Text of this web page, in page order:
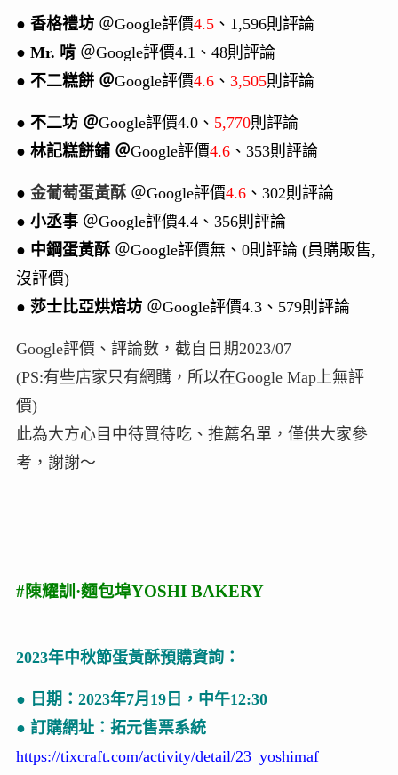
● 香格禮坊＠Google評價4.5、1,596則評論
● Mr. 啃＠Google評價4.1、48則評論
● 不二糕餅 ＠Google評價4.6、 3,505則評論
● 不二坊 ＠Google評價4.0、 5,770則評論
● 林記糕餅鋪 ＠Google評價4.6、353則評論
● 金葡萄蛋黃酥 ＠Google評價4.6、302則評論
● 小丞事＠Google評價4.4、356則評論
● 中鋼蛋黃酥＠Google評價無、0則評論 (員購販售,
沒評價)
● 莎士比亞烘焙坊＠Google評價4.3、579則評論
Google評價、評論數，截自日期2023/07
(PS:有些店家只有網購，所以在Google Map上無評
價)
此為大方心目中待買待吃、推薦名單，僅供大家參
考，謝謝～
#陳耀訓·麵包埠YOSHI BAKERY
2023年中秋節蛋黃酥預購資詢：
● 日期：2023年7月19日，中午12:30
● 訂購網址：拓元售票系統
https://tixcraft.com/activity/detail/23_yoshimaf